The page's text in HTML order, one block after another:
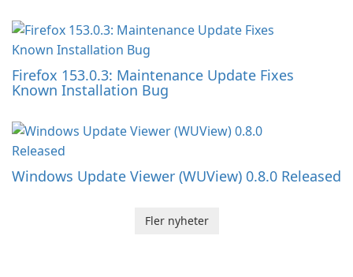
Firefox 153.0.3: Maintenance Update Fixes
Known Installation Bug
Windows Update Viewer (WUView) 0.8.0 Released
Fler nyheter